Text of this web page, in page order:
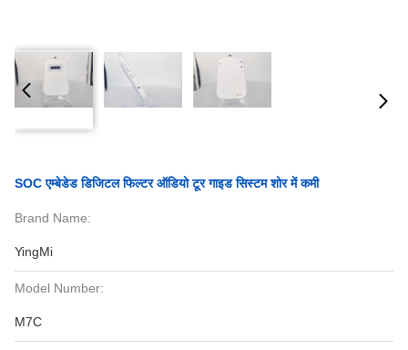
SOC एम्बेडेड डिजिटल फिल्टर ऑडियो टूर गाइड सिस्टम शोर में कमी
Brand Name:
YingMi
Model Number:
M7C